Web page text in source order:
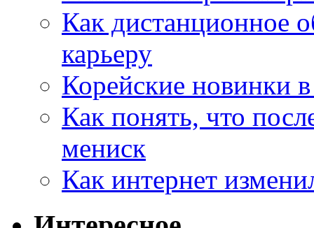
Как дистанционное
карьеру
Корейские новинки
Как понять, что
мениск
Как интернет